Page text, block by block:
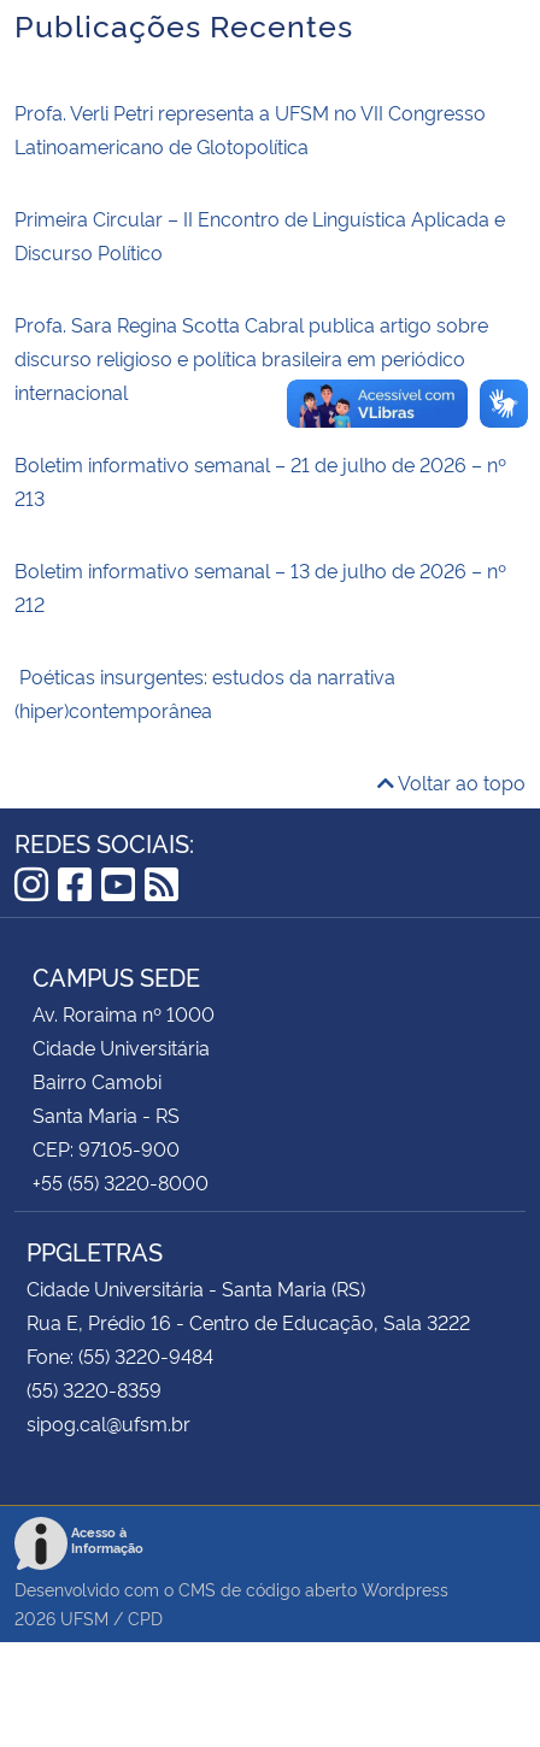
Ministério da Mulher, da Família e dos Direitos Humanos
Secretaria de Governo
Advocacia-Geral da União
Planalto
Publicações Recentes
Profa. Verli Petri representa a UFSM no VII Congresso
Latinoamericano de Glotopolítica
Primeira Circular – II Encontro de Linguística Aplicada e
Discurso Político
Profa. Sara Regina Scotta Cabral publica artigo sobre
discurso religioso e política brasileira em periódico
internacional
Boletim informativo semanal – 21 de julho de 2026 – nº
213
Boletim informativo semanal – 13 de julho de 2026 – nº
212
Poéticas insurgentes: estudos da narrativa
(hiper)contemporânea
Voltar ao topo
REDES SOCIAIS:
Instagram
Facebook
YouTube
RSS
CAMPUS SEDE
Av. Roraima nº 1000
Cidade Universitária
Bairro Camobi
Santa Maria - RS
CEP: 97105-900
+55 (55) 3220-8000
PPGLETRAS
Cidade Universitária - Santa Maria (RS)
Rua E, Prédio 16 - Centro de Educação, Sala 3222
Fone: (55) 3220-9484
(55) 3220-8359
sipog.cal@ufsm.br
Acesso à
Informação
Desenvolvido com o CMS de código aberto Wordpress
2026 UFSM / CPD